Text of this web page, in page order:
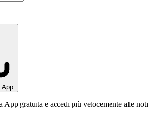
App
App gratuita e accedi più velocemente alle